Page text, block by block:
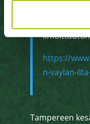
https://
n-vaylan-
Tampereen